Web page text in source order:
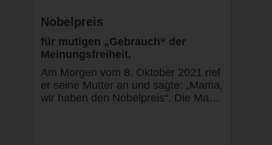
Nobelpreis
für mutigen „Gebrauch“ der
Meinungsfreiheit.
Am Morgen vom 8. Oktober 2021 rief
er seine Mutter an und sagte: „Mama,
wir haben den Nobelpreis“. Die Ma…